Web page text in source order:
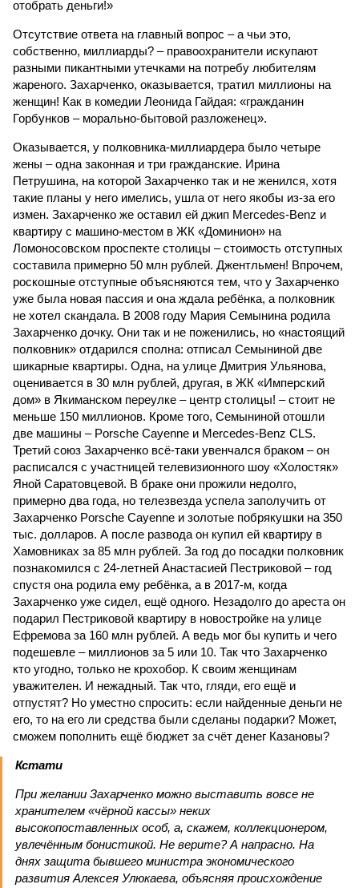
отобрать деньги!»
Отсутствие ответа на главный вопрос – а чьи это,
собственно, миллиарды? – правоохранители искупают
разными пикантными утечками на потребу любителям
жареного. Захарченко, оказывается, тратил миллионы на
женщин! Как в комедии Леонида Гайдая: «гражданин
Горбунков – морально-бытовой разложенец».
Оказывается, у полковника-миллиардера было четыре
жены – одна законная и три гражданские. Ирина
Петрушина, на которой Захарченко так и не женился, хотя
такие планы у него имелись, ушла от него якобы из-за его
измен. Захарченко же оставил ей джип Mercedes-Benz и
квартиру с машино-местом в ЖК «Доминион» на
Ломоносовском проспекте столицы – стоимость отступных
составила примерно 50 млн рублей. Джентльмен! Впрочем,
роскошные отступные объясняются тем, что у Захарченко
уже была новая пассия и она ждала ребёнка, а полковник
не хотел скандала. В 2008 году Мария Семынина родила
Захарченко дочку. Они так и не поженились, но «настоящий
полковник» отдарился сполна: отписал Семыниной две
шикарные квартиры. Одна, на улице Дмитрия Ульянова,
оценивается в 30 млн рублей, другая, в ЖК «Имперский
дом» в Якиманском переулке – центр столицы! – стоит не
меньше 150 миллионов. Кроме того, Семыниной отошли
две машины – Porsche Cayenne и Mercedes-Benz CLS.
Третий союз Захарченко всё-таки увенчался браком – он
расписался с участницей телевизионного шоу «Холостяк»
Яной Саратовцевой. В браке они прожили недолго,
примерно два года, но телезвезда успела заполучить от
Захарченко Porsche Cayenne и золотые побрякушки на 350
тыс. долларов. А после развода он купил ей квартиру в
Хамовниках за 85 млн рублей. За год до посадки полковник
познакомился с 24-летней Анастасией Пестриковой – год
спустя она родила ему ребёнка, а в 2017-м, когда
Захарченко уже сидел, ещё одного. Незадолго до ареста он
подарил Пестриковой квартиру в новостройке на улице
Ефремова за 160 млн рублей. А ведь мог бы купить и чего
подешевле – миллионов за 5 или 10. Так что Захарченко
кто угодно, только не крохобор. К своим женщинам
уважителен. И нежадный. Так что, гляди, его ещё и
отпустят? Но уместно спросить: если найденные деньги не
его, то на его ли средства были сделаны подарки? Может,
сможем пополнить ещё бюджет за счёт денег Казановы?
Кстати
При желании Захарченко можно выставить вовсе не
хранителем «чёрной кассы» неких
высокопоставленных особ, а, скажем, коллекционером,
увлечённым бонистикой. Не верите? А напрасно. На
днях защита бывшего министра экономического
развития Алексея Улюкаева, объясняя происхождение